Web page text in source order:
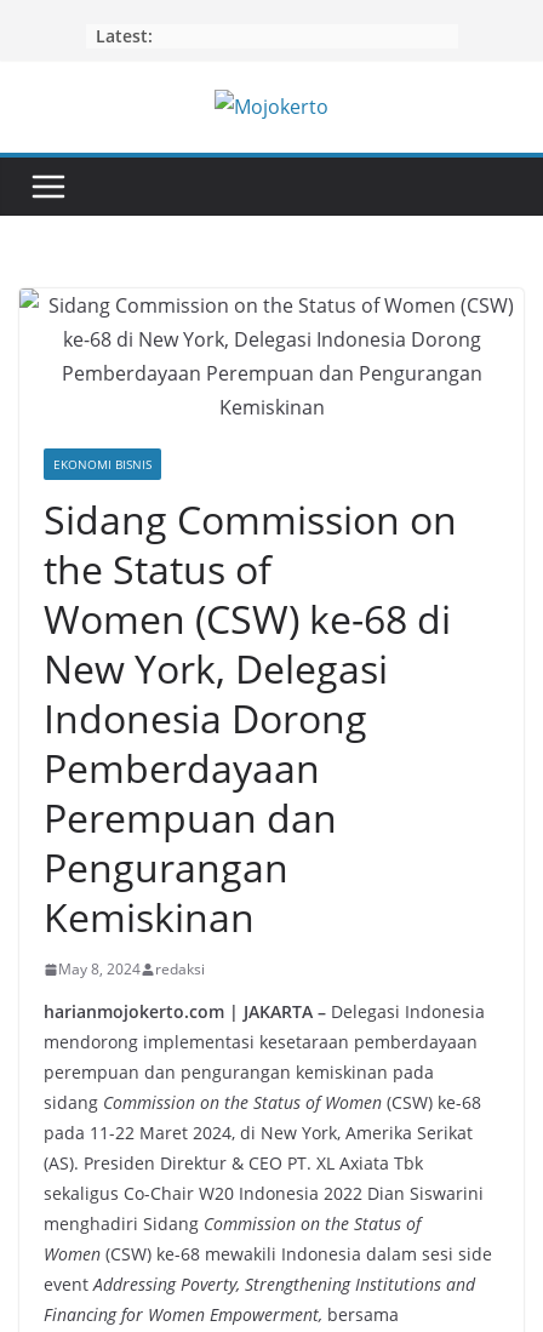
Latest:
EKONOMI BISNIS
Sidang Commission on
the Status of
Women (CSW) ke-68 di
New York, Delegasi
Indonesia Dorong
Pemberdayaan
Perempuan dan
Pengurangan
Kemiskinan
May 8, 2024 redaksi
harianmojokerto.com | JAKARTA – Delegasi Indonesia
mendorong implementasi kesetaraan pemberdayaan
perempuan dan pengurangan kemiskinan pada
sidang Commission on the Status of Women (CSW) ke-68
pada 11-22 Maret 2024, di New York, Amerika Serikat
(AS). Presiden Direktur & CEO PT. XL Axiata Tbk
sekaligus Co-Chair W20 Indonesia 2022 Dian Siswarini
menghadiri Sidang Commission on the Status of
Women (CSW) ke-68 mewakili Indonesia dalam sesi side
eventAddressing Poverty, Strengthening Institutions and
Financing for Women Empowerment, bersama